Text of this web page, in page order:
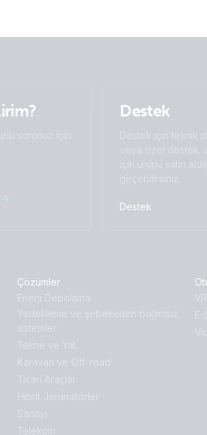
sorunuz için
Destek
Destek için teknik
veya özel destek,
için ürünü satın
geçebilirsiniz.
Destek
Çözümler
Enerji Depolama
Yedekleme ve şebekeden bağımsız
sistemler
Tekne ve Yat
Karavan ve Off-road
Ticari Araçlar
Hibrit Jeneratörler
Sanayi
Telekom
E-